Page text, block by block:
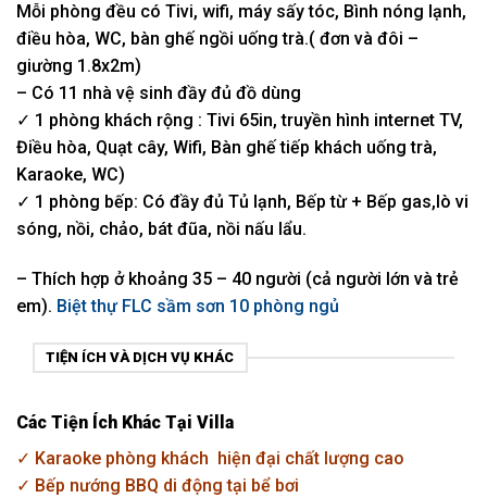
Mỗi phòng đều có Tivi, wifi, máy sấy tóc, Bình nóng lạnh,
điều hòa, WC, bàn ghế ngồi uống trà.( đơn và đôi –
giường 1.8x2m)
– Có 11 nhà vệ sinh đầy đủ đồ dùng
✓ 1 phòng khách rộng : Tivi 65in, truyền hình internet TV,
Điều hòa, Quạt cây, Wifi, Bàn ghế tiếp khách uống trà,
Karaoke, WC)
✓ 1 phòng bếp: Có đầy đủ Tủ lạnh, Bếp từ + Bếp gas,lò vi
sóng, nồi, chảo, bát đũa, nồi nấu lẩu.
– Thích hợp ở khoảng 35 – 40 người (cả người lớn và trẻ
em). Biệt thự FLC sầm sơn 10 phòng ngủ
TIỆN ÍCH VÀ DỊCH VỤ KHÁC
Các Tiện Ích Khác Tại Villa
✓ Karaoke phòng khách hiện đại chất lượng cao
✓ Bếp nướng BBQ di động tại bể bơi